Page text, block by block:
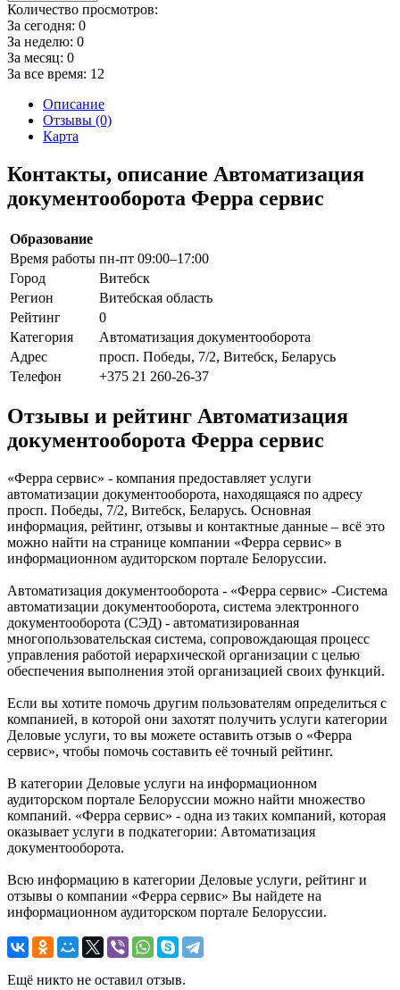
Количество просмотров:
За сегодня: 0
За неделю: 0
За месяц: 0
За все время: 12
Описание
Отзывы (0)
Карта
Контакты, описание Автоматизация
документооборота Ферра сервис
Образование
Время работы пн-пт 09:00–17:00
Город
Витебск
Регион
Витебская область
Рейтинг
0
Категория
Автоматизация документооборота
Адрес
просп. Победы, 7/2, Витебск, Беларусь
Телефон
+375 21 260-26-37
Отзывы и рейтинг Автоматизация
документооборота Ферра сервис
«Ферра сервис» - компания предоставляет услуги
автоматизации документооборота, находящаяся по адресу
просп. Победы, 7/2, Витебск, Беларусь. Основная
информация, рейтинг, отзывы и контактные данные – всё это
можно найти на странице компании «Ферра сервис» в
информационном аудиторском портале Белоруссии.
Автоматизация документооборота - «Ферра сервис» -Система
автоматизации документооборота, система электронного
документооборота (СЭД) - автоматизированная
многопользовательская система, сопровождающая процесс
управления работой иерархической организации с целью
обеспечения выполнения этой организацией своих функций.
Если вы хотите помочь другим пользователям определиться с
компанией, в которой они захотят получить услуги категории
Деловые услуги, то вы можете оставить отзыв о «Ферра
сервис», чтобы помочь составить её точный рейтинг.
В категории Деловые услуги на информационном
аудиторском портале Белоруссии можно найти множество
компаний. «Ферра сервис» - одна из таких компаний, которая
оказывает услуги в подкатегории: Автоматизация
документооборота.
Всю информацию в категории Деловые услуги, рейтинг и
отзывы о компании «Ферра сервис» Вы найдете на
информационном аудиторском портале Белоруссии.
Ещё никто не оставил отзыв.